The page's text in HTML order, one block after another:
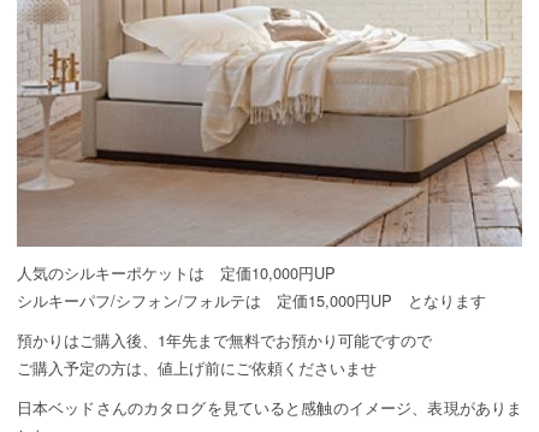
人気のシルキーポケットは 定価10,000円UP
シルキーパフ/シフォン/フォルテは 定価15,000円UP となります
預かりはご購入後、1年先まで無料でお預かり可能ですので
ご購入予定の方は、値上げ前にご依頼くださいませ
日本ベッドさんのカタログを見ていると感触のイメージ、表現がありま